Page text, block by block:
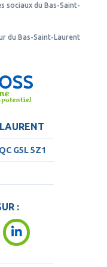
sociaux du Bas-Saint-
du Bas-Saint-Laurent
G5L 5Z1
: